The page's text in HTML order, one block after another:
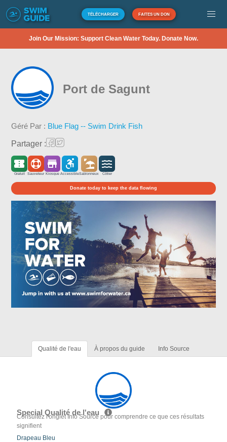
TÉLÉCHARGER FAITES UN DON
Join Our Mission: Support Clean Water Today. Donate Now.
Port de Sagunt
Géré Par : Blue Flag -- Swim Drink Fish
Partager :
Gratuit Sauveteur Kiosque AccessibleSablonneux Côtier
Donate today to keep the data flowing
Qualité de l'eau À propos du guide Info Source
Special Qualité de l'eau
Consultez l'onglet Info Source pour comprendre ce que ces résultats
signifient
Drapeau Bleu